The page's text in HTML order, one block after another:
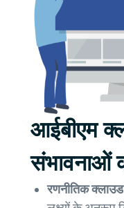
आईबीएम
संभावनाओं
रणनीतिक